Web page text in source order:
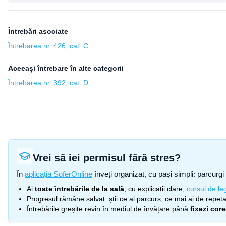
Întrebări asociate
Întrebarea nr. 426, cat. C
Aceeași întrebare în alte categorii
Întrebarea nr. 392, cat. D
Vrei să iei permisul fără stres?
În aplicația SoferOnline înveți organizat, cu pași simpli:
Ai toate întrebările de la sală , cu explicații clare, cursul de
Progresul rămâne salvat: știi ce ai parcurs, ce mai ai de
Întrebările greșite revin în mediul de învățare până fixezi